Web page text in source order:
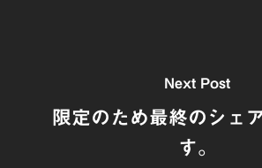
Next Post
限定のため最終のシェ
す。